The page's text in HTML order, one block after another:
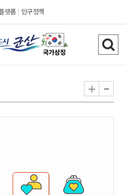
랫폼 인구정책
시
민
권
시
검
색
기
+ -